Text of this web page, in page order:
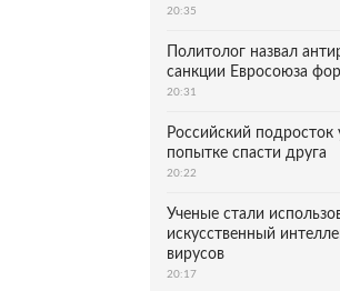
20:35
Политолог назвал
санкции Евросоюза
20:31
Российский подросток
попытке спасти друга
20:22
Ученые стали
искусственный
вирусов
20:17